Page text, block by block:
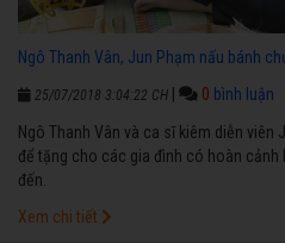
Ngô Thanh Vân, Jun Phạm nấu bánh
25/07/2018 3:04:22 CH 0 bình luận
Ngô Thanh Vân và ca sĩ kiêm diễn
để tặng cho các gia đình có hoàn cảnh
đến.
Xem chi tiết